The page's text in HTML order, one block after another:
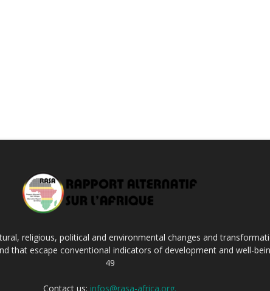
religious, political and environmental changes and
that escape conventional indicators of development and well-
49
Contact us: infos@rasa-africa.org.